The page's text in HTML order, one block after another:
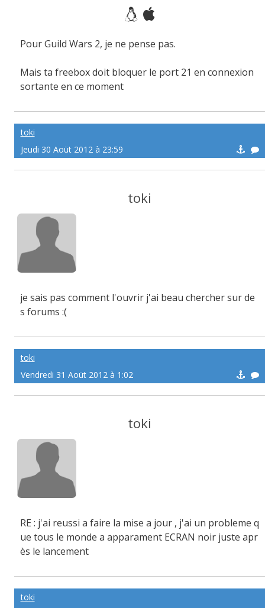
Pour Guild Wars 2, je ne pense pas.
Mais ta freebox doit bloquer le port 21 en connexion
sortante en ce moment
toki
Jeudi 30 Aoüt 2012 à 23:59
toki
je sais pas comment l'ouvrir j'ai beau chercher sur de
s forums :(
toki
Vendredi 31 Aoüt 2012 à 1:02
toki
RE : j'ai reussi a faire la mise a jour , j'ai un probleme q
ue tous le monde a apparament ECRAN noir juste apr
ès le lancement
toki